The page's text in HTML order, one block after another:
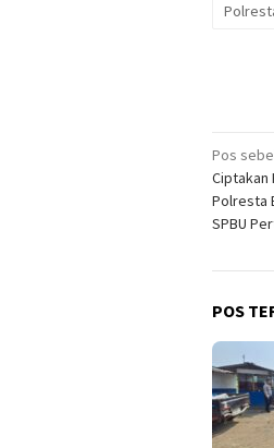
pos
Pos
Ciptakan
Polresta
SPBU
POS